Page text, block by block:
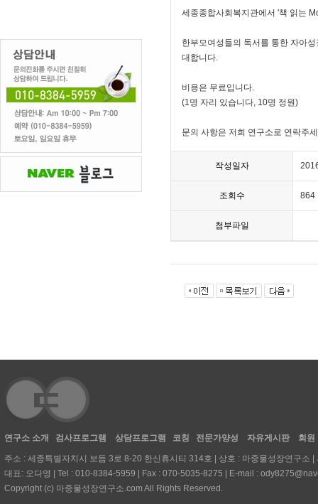
세종종합사회복지관에서 '책 읽는
한부모여성들의 독서를 통한 자아
대합니다.
비용은 무료입니다.
(1명 자리 있습니다, 10명 정원)
문의 사항은 저희 연구소로 연락주
작성일자
조회수 864
첨부파일
연구소 소개 검사프로그램 상담프로그램 코칭 전문가양성 자유게시판 회원
주소 : 세종특별자치시 보듬 3로 8-20 한신휴시티 314호 | 상호 : 마중물성장연구소
대표: 오다영 | Tel : 010-8384-5959 | Fax : 070-5035-8275 | E-mail :
Copyright (c) 마중물성장연구소.com All Rights Reserved.